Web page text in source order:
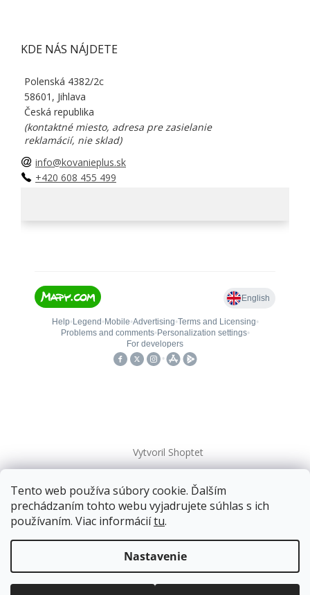
Tento web používa súbory cookie. Ďalším
prechádzaním tohto webu vyjadrujete súhlas s ich
používaním. Viac informáciítu.
Nastavenie
Doprava zadarmopre balíkové zásielky v hodnote
nad120 EUR*.
Balíky zasielame už od4 EUR.
KDE NÁS NÁJDETE
Polenská 4382/2c
58601, Jihlava
Česká republika
(kontaktné miesto, adresa pre zasielanie
reklamácií, nie sklad)
info@kovanieplus.sk
+420 608 455 499
Vytvoril Shoptet
Copyright 2026kovanieplus. Všetky práva vyhradené.